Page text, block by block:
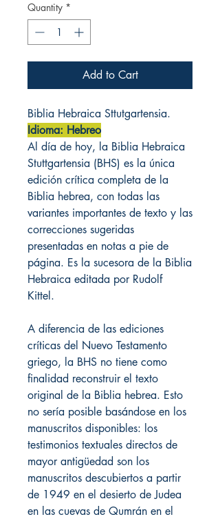
Quantity *
Add to Cart
Biblia Hebraica Sttutgartensia.
Idioma: Hebreo
Al día de hoy, la Biblia Hebraica
Stuttgartensia (BHS) es la única
edición crítica completa de la
Biblia hebrea, con todas las
variantes importantes de texto y las
correcciones sugeridas
presentadas en notas a pie de
página. Es la sucesora de la Biblia
Hebraica editada por Rudolf
Kittel.
A diferencia de las ediciones
críticas del Nuevo Testamento
griego, la BHS no tiene como
finalidad reconstruir el texto
original de la Biblia hebrea. Esto
no sería posible basándose en los
manuscritos disponibles: los
testimonios textuales directos de
mayor antigüedad son los
manuscritos descubiertos a partir
de 1949 en el desierto de Judea
en las cuevas de Qumrán en el